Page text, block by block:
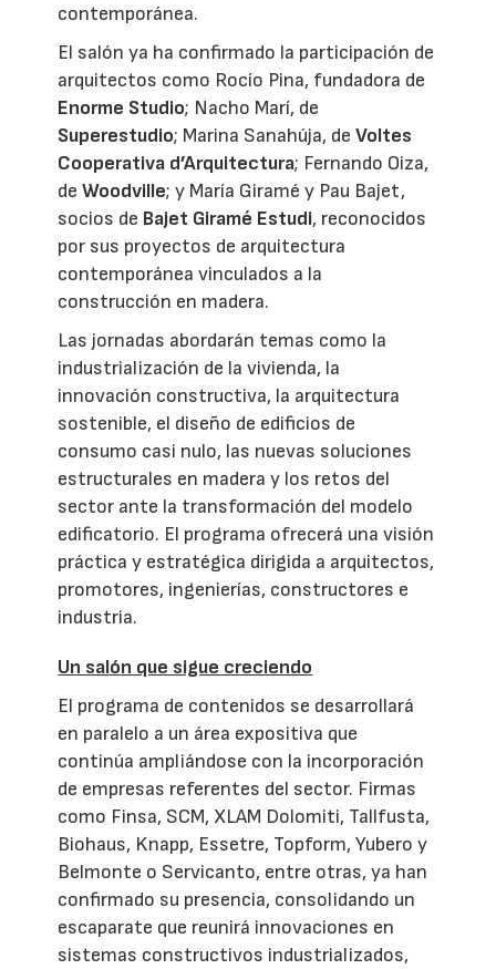
contemporánea.
El salón ya ha confirmado la participación de
arquitectos como Rocío Pina, fundadora de
Enorme Studio; Nacho Marí, de
Superestudio; Marina Sanahúja, deVoltes
Cooperativa d’Arquitectura; Fernando Oiza,
deWoodville; y María Giramé y Pau Bajet,
socios de Bajet Giramé Estudi, reconocidos
por sus proyectos de arquitectura
contemporánea vinculados a la
construcción en madera.
Las jornadas abordarán temas como la
industrialización de la vivienda, la
innovación constructiva, la arquitectura
sostenible, el diseño de edificios de
consumo casi nulo, las nuevas soluciones
estructurales en madera y los retos del
sector ante la transformación del modelo
edificatorio. El programa ofrecerá una visión
práctica y estratégica dirigida a arquitectos,
promotores, ingenierías, constructores e
industria.
Un salón que sigue creciendo
El programa de contenidos se desarrollará
en paralelo a un área expositiva que
continúa ampliándose con la incorporación
de empresas referentes del sector. Firmas
como Finsa, SCM, XLAM Dolomiti, Tallfusta,
Biohaus, Knapp, Essetre, Topform, Yubero y
Belmonte o Servicanto, entre otras, ya han
confirmado su presencia, consolidando un
escaparate que reunirá innovaciones en
sistemas constructivos industrializados,